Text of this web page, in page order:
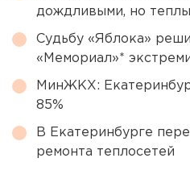
дождливыми, но
Судьбу «Яблока»
«Мемориал»*
МинЖКХ:
85%
В Екатеринбурге
ремонта теплосетей